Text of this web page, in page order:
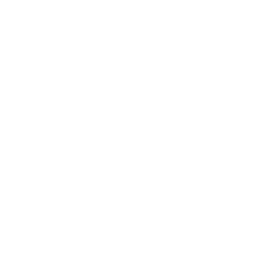
e Paisagismo para Condomínios
e Paisagismo Residencial
para Condomínios